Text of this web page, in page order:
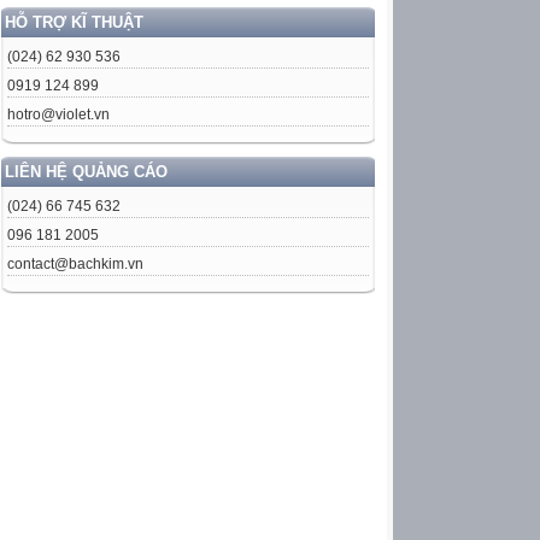
HỖ TRỢ KĨ THUẬT
(024) 62 930 536
0919 124 899
hotro@violet.vn
LIÊN HỆ QUẢNG CÁO
(024) 66 745 632
096 181 2005
contact@bachkim.vn